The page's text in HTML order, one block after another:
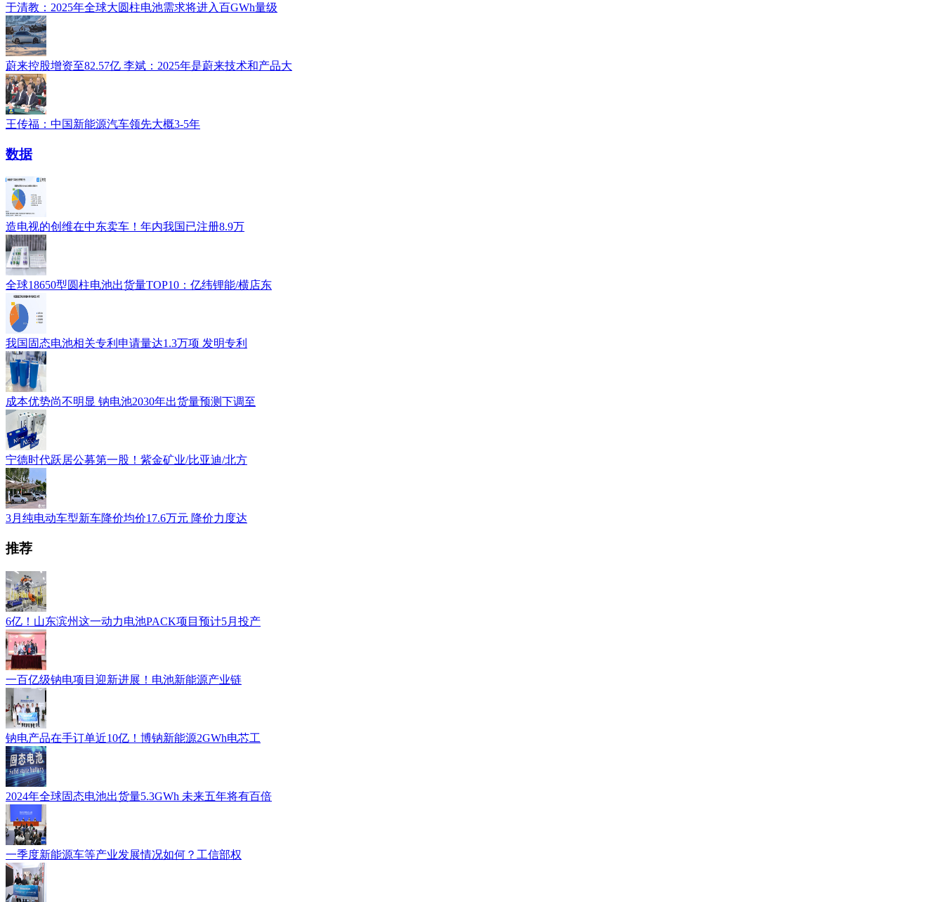
于清教：2025年全球大圆柱电池需求将进入百GWh量级
蔚来控股增资至82.57亿 李斌：2025年是蔚来技术和产品大
王传福：中国新能源汽车领先大概3-5年
数据
造电视的创维在中东卖车！年内我国已注册8.9万
全球18650型圆柱电池出货量TOP10：亿纬锂能/横店东
我国固态电池相关专利申请量达1.3万项 发明专利
成本优势尚不明显 钠电池2030年出货量预测下调至
宁德时代跃居公募第一股！紫金矿业/比亚迪/北方
3月纯电动车型新车降价均价17.6万元 降价力度达
推荐
6亿！山东滨州这一动力电池PACK项目预计5月投产
一百亿级钠电项目迎新进展！电池新能源产业链
钠电产品在手订单近10亿！博钠新能源2GWh电芯工
2024年全球固态电池出货量5.3GWh 未来五年将有百倍
一季度新能源车等产业发展情况如何？工信部权